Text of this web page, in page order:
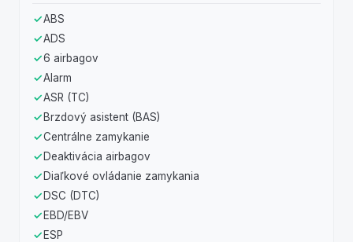
ABS
ADS
6 airbagov
Alarm
ASR (TC)
Brzdový asistent (BAS)
Centrálne zamykanie
Deaktivácia airbagov
Diaľkové ovládanie zamykania
DSC (DTC)
EBD/EBV
ESP